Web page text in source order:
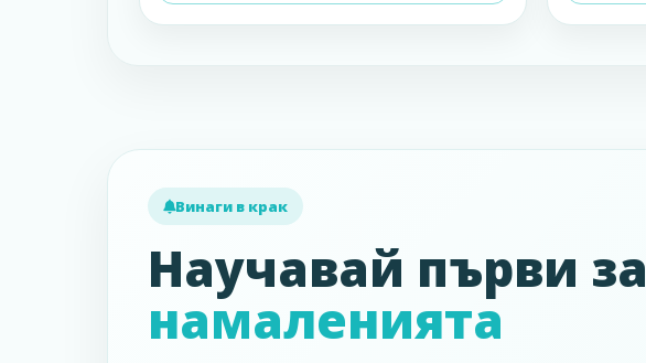
Винаги в крак
Научавай първи за
намаленията